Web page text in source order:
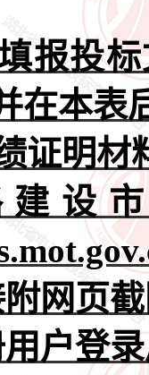
报投
在本表
证明材
建设
网页
户登